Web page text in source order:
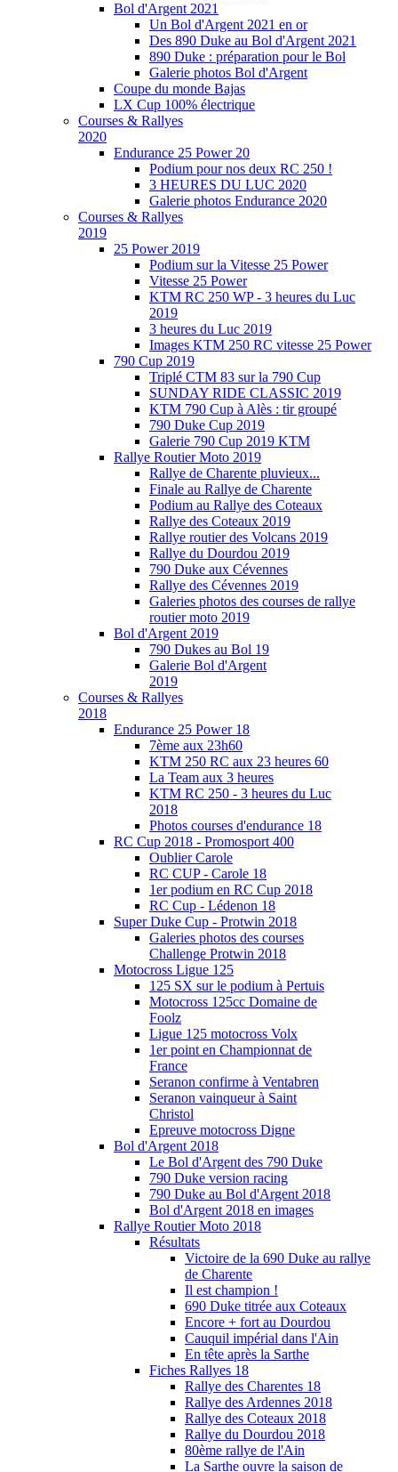
Bol d'Argent 2021
Un Bol d'Argent 2021 en or
Des 890 Duke au Bol d'Argent 2021
890 Duke : préparation pour le Bol
Galerie photos Bol d'Argent
Coupe du monde Bajas
LX Cup 100% électrique
Courses & Rallyes
2020
Endurance 25 Power 20
Podium pour nos deux RC 250 !
3 HEURES DU LUC 2020
Galerie photos Endurance 2020
Courses & Rallyes
2019
25 Power 2019
Podium sur la Vitesse 25 Power
Vitesse 25 Power
KTM RC 250 WP - 3 heures du Luc
2019
3 heures du Luc 2019
Images KTM 250 RC vitesse 25 Power
790 Cup 2019
Triplé CTM 83 sur la 790 Cup
SUNDAY RIDE CLASSIC 2019
KTM 790 Cup à Alès : tir groupé
790 Duke Cup 2019
Galerie 790 Cup 2019 KTM
Rallye Routier Moto 2019
Rallye de Charente pluvieux...
Finale au Rallye de Charente
Podium au Rallye des Coteaux
Rallye des Coteaux 2019
Rallye routier des Volcans 2019
Rallye du Dourdou 2019
790 Duke aux Cévennes
Rallye des Cévennes 2019
Galeries photos des courses de rallye
routier moto 2019
Bol d'Argent 2019
790 Dukes au Bol 19
Galerie Bol d'Argent
2019
Courses & Rallyes
2018
Endurance 25 Power 18
7ème aux 23h60
KTM 250 RC aux 23 heures 60
La Team aux 3 heures
KTM RC 250 - 3 heures du Luc
2018
Photos courses d'endurance 18
RC Cup 2018 - Promosport 400
Oublier Carole
RC CUP - Carole 18
1er podium en RC Cup 2018
RC Cup - Lédenon 18
Super Duke Cup - Protwin 2018
Galeries photos des courses
Challenge Protwin 2018
Motocross Ligue 125
125 SX sur le podium à Pertuis
Motocross 125cc Domaine de
Foolz
Ligue 125 motocross Volx
1er point en Championnat de
France
Seranon confirme à Ventabren
Seranon vainqueur à Saint
Christol
Epreuve motocross Digne
Bol d'Argent 2018
Le Bol d'Argent des 790 Duke
790 Duke version racing
790 Duke au Bol d'Argent 2018
Bol d'Argent 2018 en images
Rallye Routier Moto 2018
Résultats
Victoire de la 690 Duke au rallye
de Charente
Il est champion !
690 Duke titrée aux Coteaux
Encore + fort au Dourdou
Cauquil impérial dans l'Ain
En tête après la Sarthe
Fiches Rallyes 18
Rallye des Charentes 18
Rallye des Ardennes 2018
Rallye des Coteaux 2018
Rallye du Dourdou 2018
80ème rallye de l'Ain
La Sarthe ouvre la saison de